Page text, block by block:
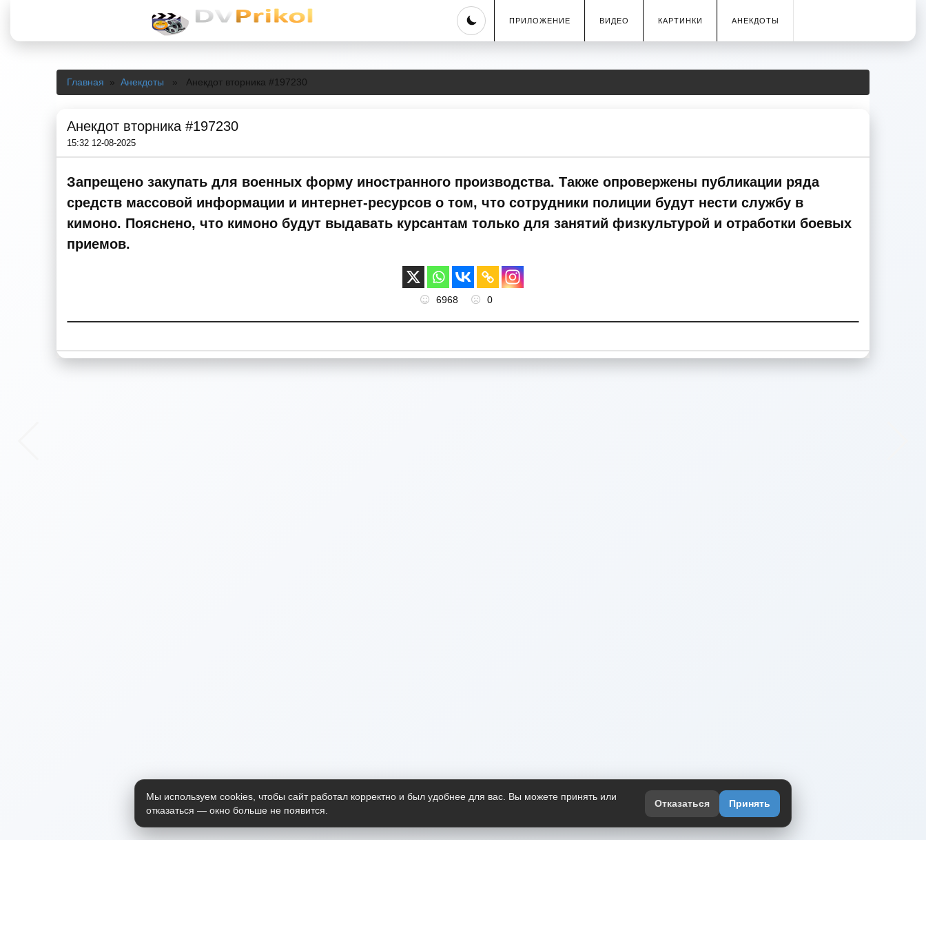
Skip
ПРИЛОЖЕНИЕ ВИДЕО КАРТИНКИ АНЕКДОТЫ
Главная » Анекдоты » Анекдот вторника #197230
Анекдот вторника #197230
15:32 12-08-2025
Запрещено закупать для военных форму иностранного производства. Также опровержены публикации ряда
средств массовой информации и интернет-ресурсов о том, что сотрудники полиции будут нести службу в
кимоно. Пояснено, что кимоно будут выдавать курсантам только для занятий физкультурой и отработки боевых
приемов.
6968 0
Мы используем cookies, чтобы сайт работал корректно и был удобнее для вас. Вы можете принять или
отказаться — окно больше не появится.
Отказаться Принять